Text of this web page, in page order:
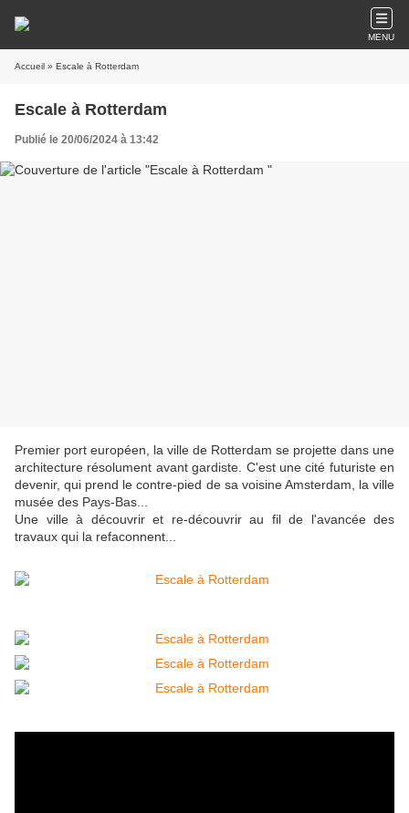
MENU
Accueil » Escale à Rotterdam
Escale à Rotterdam
Publié le 20/06/2024 à 13:42
Premier port européen, la ville de Rotterdam se projette dans une
architecture résolument avant gardiste. C'est une cité futuriste en
devenir, qui prend le contre-pied de sa voisine Amsterdam, la ville
musée des Pays-Bas...
Une ville à découvrir et re-découvrir au fil de l'avancée des
travaux qui la refaconnent...